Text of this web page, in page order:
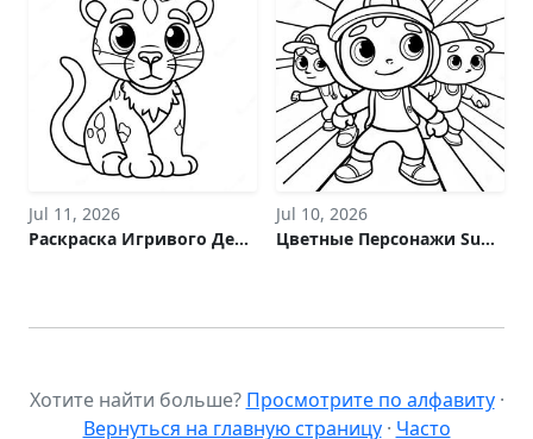
Jul 11, 2026
Раскраска Игривого Детеныша Черной Пантеры
Jul 10, 2026
Цветные Персонажи Subway Surfers Раскраска
Хотите найти больше? Просмотрите по алфавиту·
Вернуться на главную страницу· Часто